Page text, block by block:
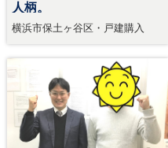
人柄。
横浜市保土ヶ谷区・戸建購入